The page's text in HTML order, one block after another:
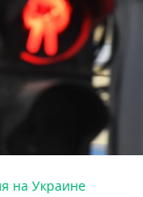
на Украине